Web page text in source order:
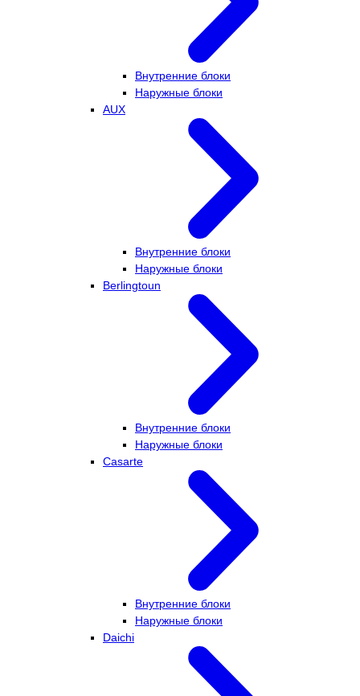
Внутренние блоки
Наружные блоки
AUX
Внутренние блоки
Наружные блоки
Berlingtoun
Внутренние блоки
Наружные блоки
Casarte
Внутренние блоки
Наружные блоки
Daichi